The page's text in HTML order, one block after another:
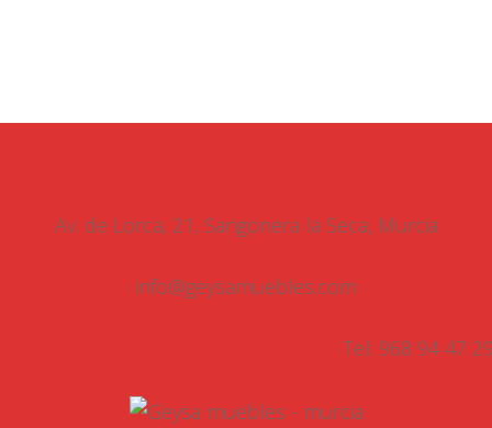
Av. de Lorca, 21, Sangonera la Seca, Murcia
info@geysamuebles.com
Tel: 968 94 47